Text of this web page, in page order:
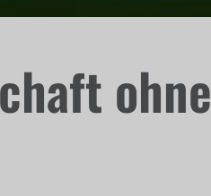
ohne